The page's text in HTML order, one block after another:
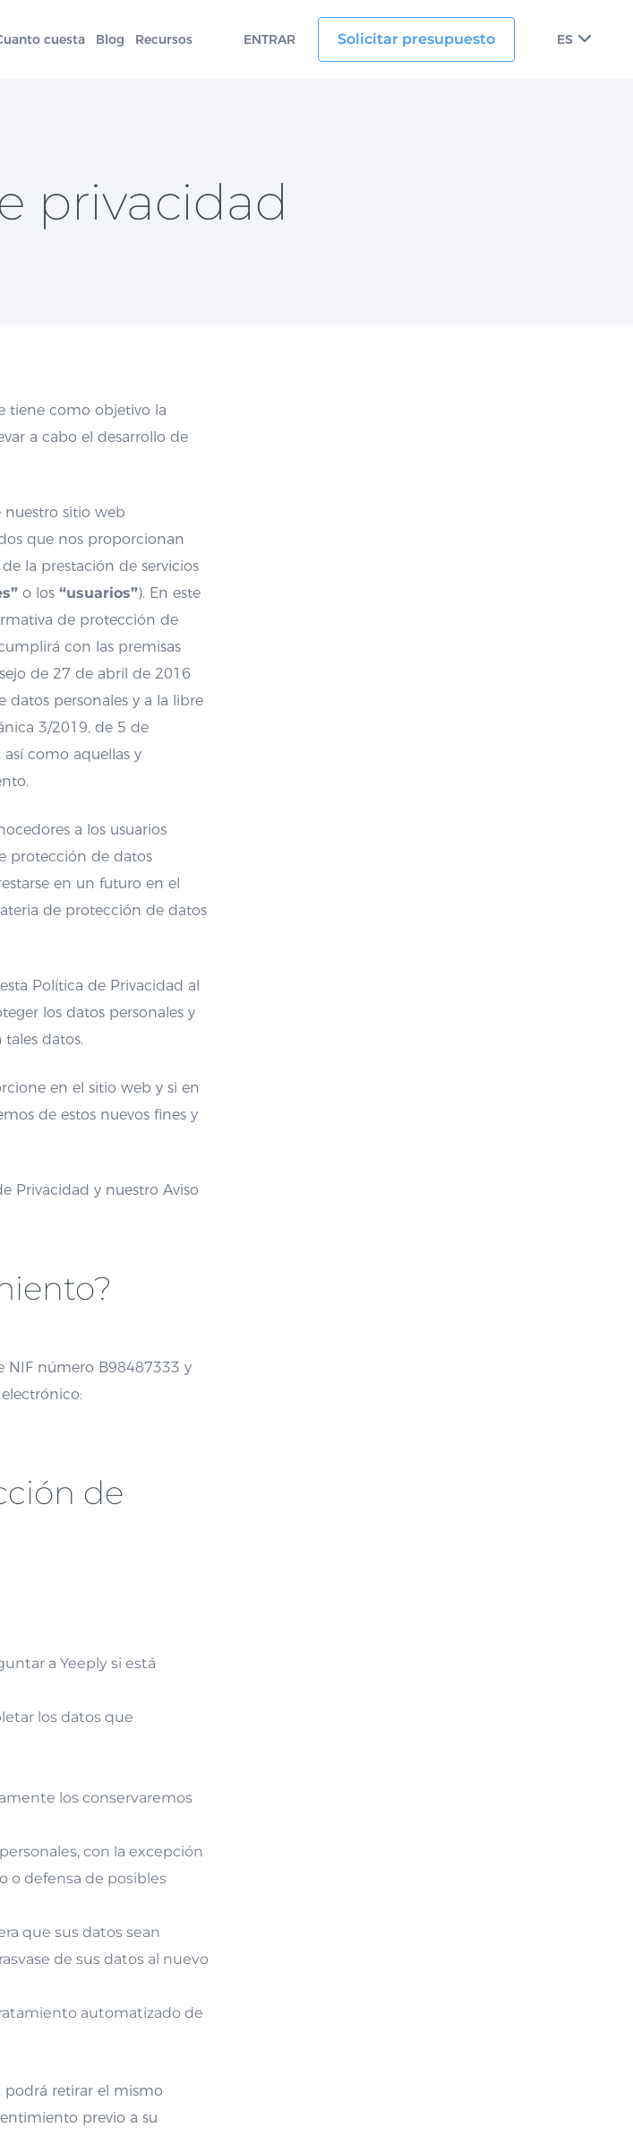
cuesta Blog Recursos ENTRAR Solicitar presupuesto ES
privacidad
tiene como objetivo la
a cabo el desarrollo de
nuestro sitio web
que nos proporcionan
la prestación de servicios
o los “usuarios”). En este
de protección de
con las premisas
de 27 de abril de 2016
datos personales y a la libre
3/2019, de 5 de
como aquellas y
a los usuarios
protección de datos
en un futuro en el
de protección de datos
Política de Privacidad al
los datos personales y
datos.
en el sitio web y si en
de estos nuevos fines y
Privacidad y nuestro Aviso
NIF número B98487333 y
de
a Yeeply si está
los datos que
los conservaremos
con la excepción
o defensa de posibles
que sus datos sean
de sus datos al nuevo
automatizado de
podrá retirar el mismo
previo a su